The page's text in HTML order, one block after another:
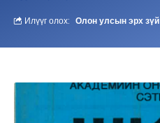
Илүүг олох: Олон улсын эрх зүй